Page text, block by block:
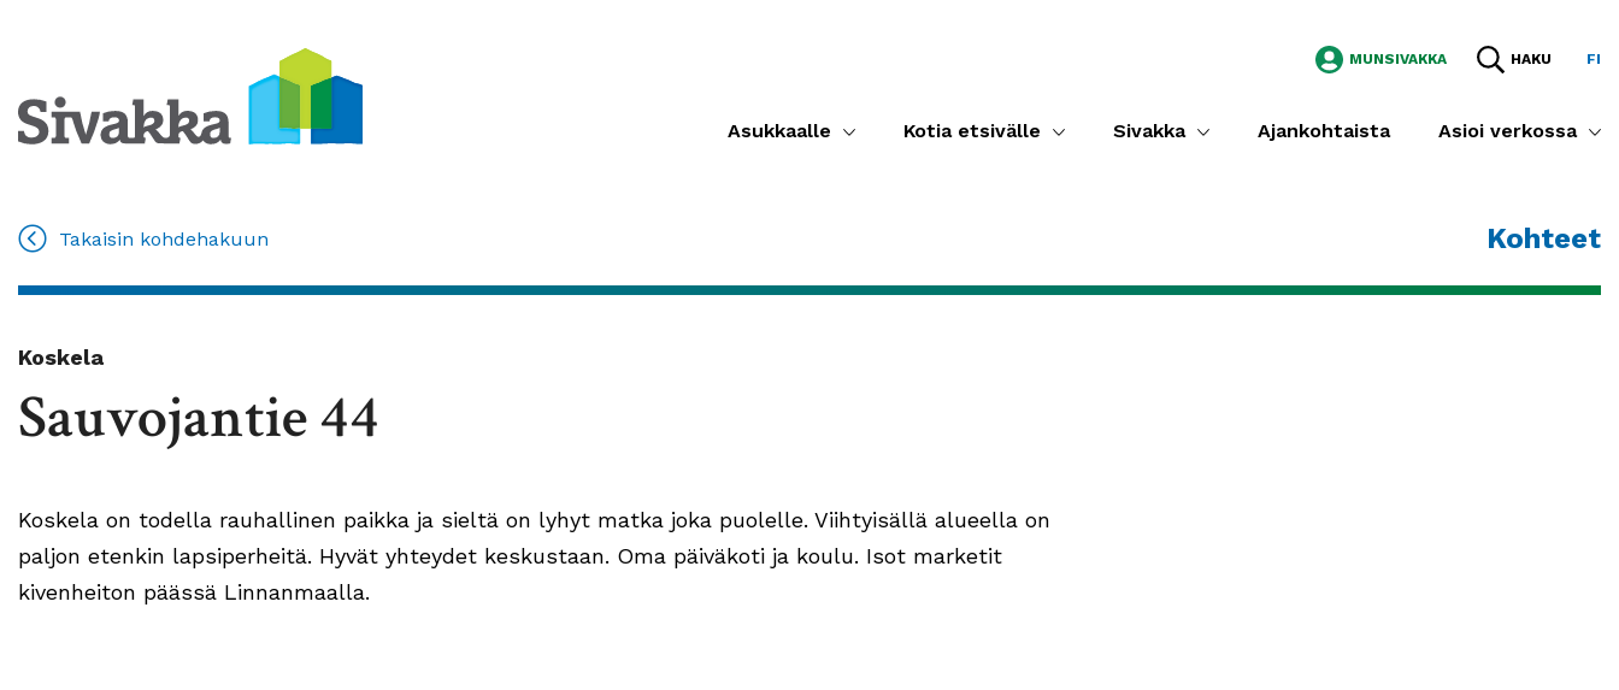
MUNSIVAKKA HAKU FI
Asukkaalle Kotia etsivälle Sivakka Ajankohtaista Asioi verkossa
Takaisin kohdehakuun Kohteet
Koskela
Sauvojantie 44
Koskela on todella rauhallinen paikka ja sieltä on lyhyt matka joka puolelle. Viihtyisällä alueella on
paljon etenkin lapsiperheitä. Hyvät yhteydet keskustaan. Oma päiväkoti ja koulu. Isot marketit
kivenheiton päässä Linnanmaalla.